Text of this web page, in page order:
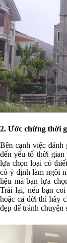
2. Ước chừng thời
Bên cạnh việc
đến yếu tố thời
lựa chọn loại có
có ý định làm ngôi
liệu mà bạn lựa
Trái lại, nếu bạn
hoặc cả đời thì hãy
đẹp để tránh chuyện